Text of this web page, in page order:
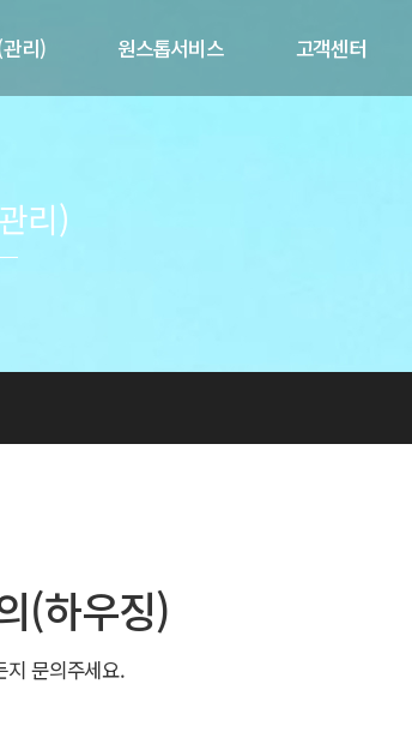
리)
황
용
원스톱서비스 고객센터
리)
(하우징)
지 문의주세요.